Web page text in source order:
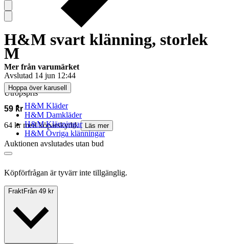
H&M svart klänning, storlek
M
Avslutad 14 jun 12:44
Utropspris
59 kr
64 kr med köparskydd.
Läs mer
Auktionen avslutades utan bud
Köpförfrågan är tyvärr inte tillgänglig.
FraktFrån 49 kr
Mer från varumärket
Hoppa över karusell
H&M Kläder
H&M Damkläder
H&M Klänningar
H&M Övriga klänningar